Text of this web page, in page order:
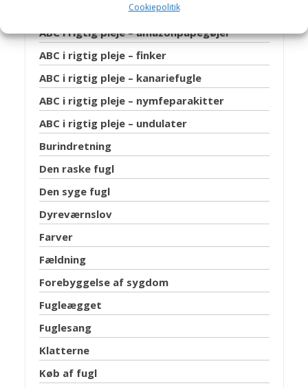
Cookiepolitik
ABC i rigtig pleje – amazonpapegøjer
ABC i rigtig pleje – finker
ABC i rigtig pleje – kanariefugle
ABC i rigtig pleje – nymfeparakitter
ABC i rigtig pleje – undulater
Burindretning
Den raske fugl
Den syge fugl
Dyreværnslov
Farver
Fældning
Forebyggelse af sygdom
Fugleægget
Fuglesang
Klatterne
Køb af fugl